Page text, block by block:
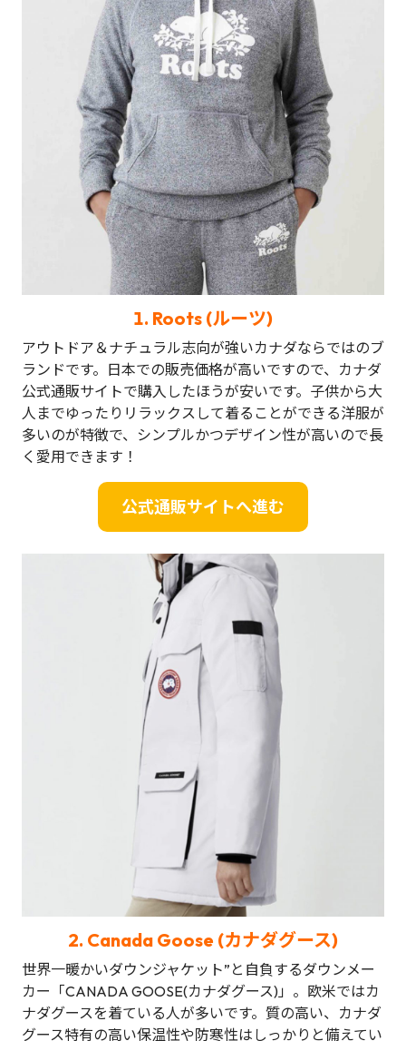
1. Roots (ルーツ)
アウトドア＆ナチュラル志向が強いカナダならではのブ
ランドです。日本での販売価格が高いですので、カナダ
公式通販サイトで購入したほうが安いです。子供から大
人までゆったりリラックスして着ることができる洋服が
多いのが特徴で、シンプルかつデザイン性が高いので長
く愛用できます！
公式通販サイトへ進む
2. Canada Goose (カナダグース)
世界一暖かいダウンジャケット”と自負するダウンメー
カー「CANADA GOOSE(カナダグース)」。欧米ではカ
ナダグースを着ている人が多いです。質の高い、カナダ
グース特有の高い保温性や防寒性はしっかりと備えてい